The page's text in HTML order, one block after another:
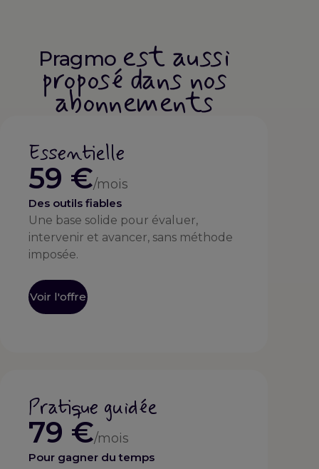
Pragmo est aussi
proposé dans nos
abonnements
Essentielle
59 €/mois
Des outils fiables
Une base solide pour évaluer,
intervenir et avancer, sans méthode
imposée.
Voir l'offre
Pratique guidée
79 €/mois
Pour gagner du temps